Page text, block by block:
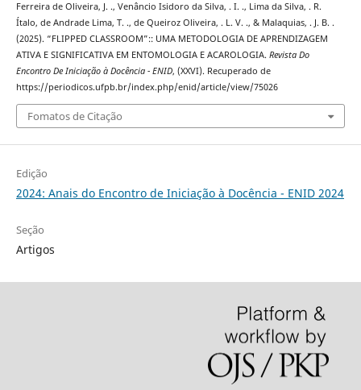
Ferreira de Oliveira, J. ., Venâncio Isidoro da Silva, . I. ., Lima da Silva, . R.
Ítalo, de Andrade Lima, T. ., de Queiroz Oliveira, . L. V. ., & Malaquias, . J. B. .
(2025). “FLIPPED CLASSROOM”:: UMA METODOLOGIA DE APRENDIZAGEM
ATIVA E SIGNIFICATIVA EM ENTOMOLOGIA E ACAROLOGIA. Revista Do
Encontro De Iniciação à Docência - ENID, (XXVI). Recuperado de
https://periodicos.ufpb.br/index.php/enid/article/view/75026
Fomatos de Citação
Edição
2024: Anais do Encontro de Iniciação à Docência - ENID 2024
Seção
Artigos